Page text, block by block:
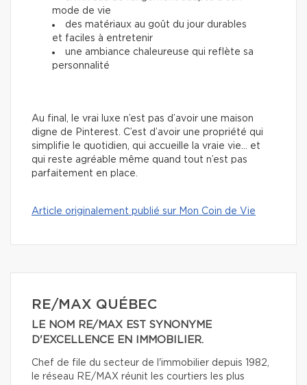
mode de vie
des matériaux au goût du jour durables
et faciles à entretenir
une ambiance chaleureuse qui reflète sa
personnalité
Au final, le vrai luxe n’est pas d’avoir une maison
digne de Pinterest. C’est d’avoir une propriété qui
simplifie le quotidien, qui accueille la vraie vie… et
qui reste agréable même quand tout n’est pas
parfaitement en place.
Article originalement publié sur Mon Coin de Vie
RE/MAX QUÉBEC
LE NOM RE/MAX EST SYNONYME
D'EXCELLENCE EN IMMOBILIER.
Chef de file du secteur de l'immobilier depuis 1982,
le réseau RE/MAX réunit les courtiers les plus